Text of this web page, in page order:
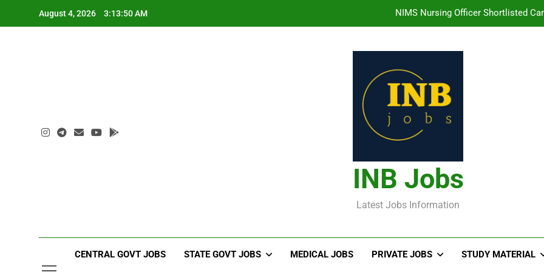
August 4, 2026 3:13:51 AM తిరుమల తిరుపతి దేవస్థానం సంస్థలో
NIMS Nursing Officer Shortlisted
తిరుమల తిరుపతి దేవస్థానం సంస్థలో ఉద్యోగాలు
INB Jobs
Latest Jobs Information
CENTRAL GOVT JOBS STATE GOVT JOBS MEDICAL JOBS PRIVATE JOBS STUDY MATERIAL